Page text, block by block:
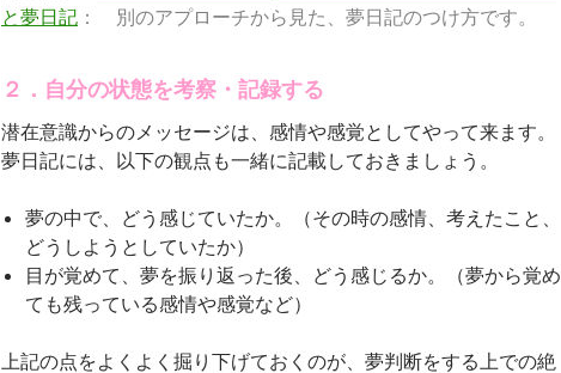
と夢日記 ： 別のアプローチから見た、夢日記のつけ方です。
２．自分の状態を考察・記録する
潜在意識からのメッセージは、感情や感覚としてやって来ます。
夢日記には、以下の観点も一緒に記載しておきましょう。
夢の中で、どう感じていたか。（その時の感情、考えたこと、
どうしようとしていたか）
目が覚めて、夢を振り返った後、どう感じるか。（夢から覚め
ても残っている感情や感覚など）
上記の点をよくよく掘り下げておくのが、夢判断をする上での絶